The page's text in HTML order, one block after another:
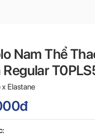
Nam Thể
Regular
Elastane